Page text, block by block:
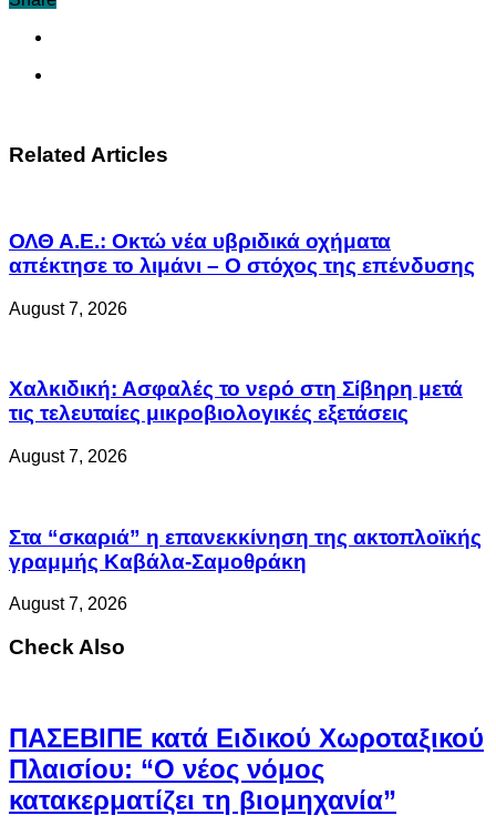
Related Articles
ΟΛΘ Α.Ε.: Οκτώ νέα υβριδικά οχήματα
απέκτησε το λιμάνι – Ο στόχος της επένδυσης
August 7, 2026
Χαλκιδική: Ασφαλές το νερό στη Σίβηρη μετά
τις τελευταίες μικροβιολογικές εξετάσεις
August 7, 2026
Στα “σκαριά” η επανεκκίνηση της ακτοπλοϊκής
γραμμής Καβάλα-Σαμοθράκη
August 7, 2026
Check Also
ΠΑΣΕΒΙΠΕ κατά Ειδικού Χωροταξικού
Πλαισίου: “Ο νέος νόμος
κατακερματίζει τη βιομηχανία”